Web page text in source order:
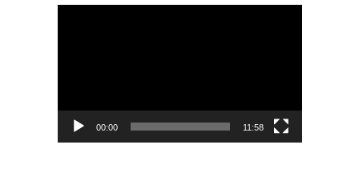
Video
00:00 11:58